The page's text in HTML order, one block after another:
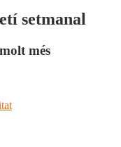
setmanal
més